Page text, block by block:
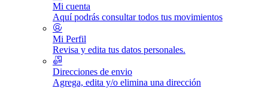
Mi cuenta
Aquí podrás consultar todos tus movimientos
Mi Perfil
Revisa y edita tus datos personales.
Direcciones de envio
Agrega, edita y/o elimina una dirección